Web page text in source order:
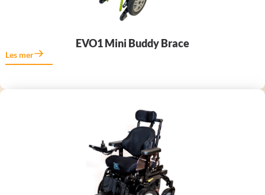
EVO1 Mini Buddy Brace
Les mer